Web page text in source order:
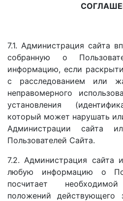
7.1. Администрация сайта
собранную о
информацию, если
с расследованием или
неправомерного
установления
который может нарушать
Администрации сайта
Пользователей Сайта.
7.2. Администрация сайта
любую информацию о
посчитает
положений действующего